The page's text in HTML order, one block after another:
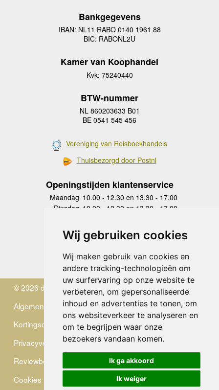
Wij gebruiken cookies
Wij maken gebruik van cookies en
andere tracking-technologieën om
uw surfervaring op onze website te
verbeteren, om gepersonaliseerde
inhoud en advertenties te tonen, om
ons websiteverkeer te analyseren en
om te begrijpen waar onze
bezoekers vandaan komen.
Ik ga akkoord
Ik weiger
Bankgegevens
IBAN: NL11 RABO 0140 1961 88
BIC: RABONL2U
Kamer van Koophandel
Kvk: 75240440
BTW-nummer
NL 860203633 B01
BE 0541 545 456
Vereniging van Reisboekhandels
Thuisbezorgd door Postnl
Openingstijden klantenservice
Maandag 10.00 - 12.30 en 13.30 - 17.00
Dinsdag 10.00 - 12.30 en 13.30 - 17.00
Donderdag
10.00 - 12.30 en 13.30 - 17.00
Vrijdag 10.00 - 12.30 en 13.30 - 17.00
Zaterdag
gesloten
Zondag gesloten
© 2026 de Zwerver
Algemene Voorwaarden
Kortingscode
Privacyverklaring
Reviewbeleid
Cookies